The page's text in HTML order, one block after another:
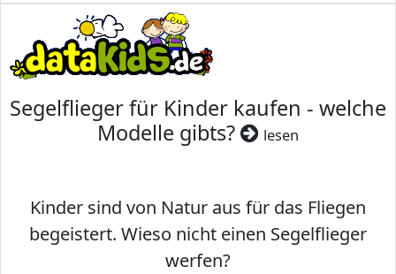
Segelflieger für Kinder kaufen - welche
Modelle gibts?
lesen
Kinder sind von Natur aus für das Fliegen
begeistert. Wieso nicht einen Segelflieger
werfen?